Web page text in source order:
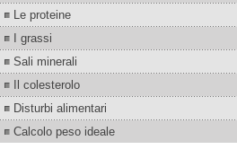
Le proteine
I grassi
Sali minerali
Il colesterolo
Disturbi alimentari
Calcolo peso ideale